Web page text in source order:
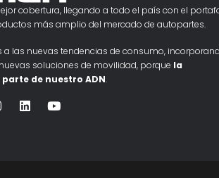
cobertura, llegando a todo el país con el
más amplio del mercado de autopartes.
a las nuevas tendencias de consumo,
soluciones de movilidad, porque la
de nuestro ADN.